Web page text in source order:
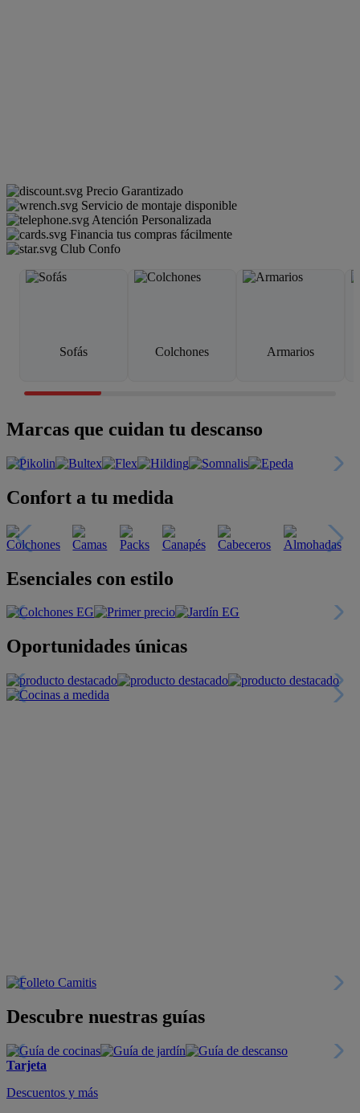
Precio Garantizado
Servicio de montaje disponible
Atención Personalizada
Financia tus compras fácilmente
Club Confo
Sofás Colchones Armarios
Marcas que cuidan tu descanso
Confort a tu medida
Esenciales con estilo
Oportunidades únicas
Descubre nuestras guías
Tarjeta
Descuentos y más